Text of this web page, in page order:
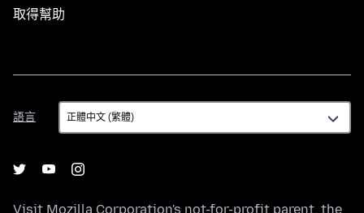
取得幫助
語言
語
言
Visit Mozilla Corporation's not-for-profit parent, the